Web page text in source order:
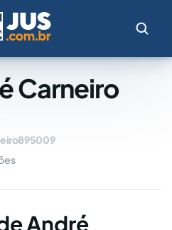
Carneiro
André